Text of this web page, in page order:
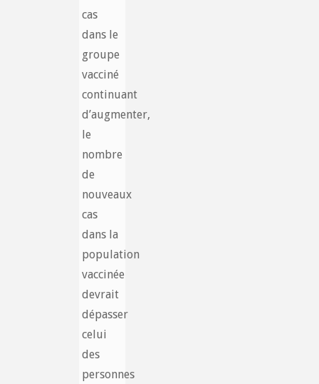
cas
dans le
groupe
vacciné
continuant
d’augmenter,
le
nombre
de
nouveaux
cas
dans la
population
vaccinée
devrait
dépasser
celui
des
personnes